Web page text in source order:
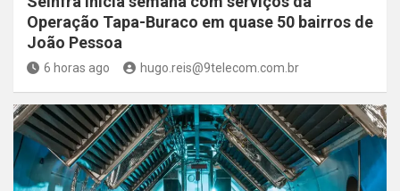
Operação Tapa-Buraco em quase 50 bairros de
João Pessoa
6 horas ago hugo.reis@9telecom.com.br